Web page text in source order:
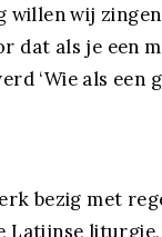
willen wij
dat als je een
‘Wie als een
bezig met
Latijnse